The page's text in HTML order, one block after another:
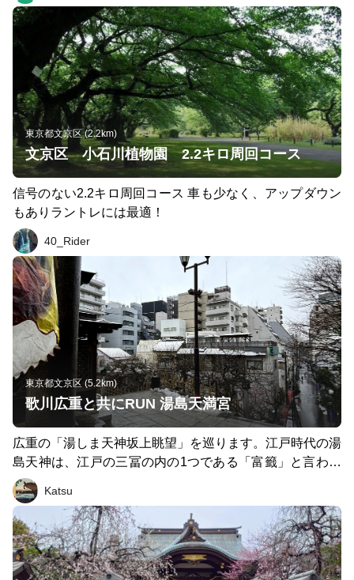
東京都文京区 (2.2km)
文京区 小石川植物園 2.2キロ周回コース
信号のない2.2キロ周回コース 車も少なく、アップダウン
もありラントレには最適！
40_Rider
東京都文京区 (5.2km)
歌川広重と共にRUN 湯島天満宮
広重の「湯しま天神坂上眺望」を巡ります。江戸時代の湯
島天神は、江戸の三冨の内の1つである「富籤」と言われ
る現在の宝くじにあたる興業が、毎月16日に行われてい
て、賑わっていたそうです。作品にある不忍の池を巡り、
根津のヴィーガン定食を頂きRUNを終えました。
Katsu